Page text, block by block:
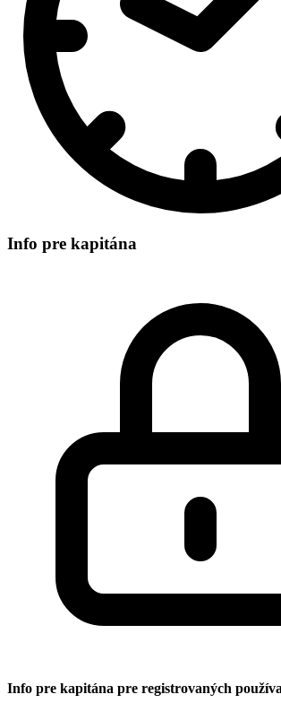
Info pre kapitána
Info pre kapitána pre registrovaných